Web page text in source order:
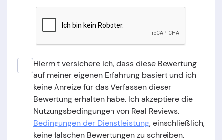
Hiermit versichere ich, dass diese Bewertung
auf meiner eigenen Erfahrung basiert und ich
keine Anreize für das Verfassen dieser
Bewertung erhalten habe. Ich akzeptiere die
Nutzungsbedingungen von Real Reviews.
Bedingungen der Dienstleistung, einschließlich,
keine falschen Bewertungen zu schreiben.